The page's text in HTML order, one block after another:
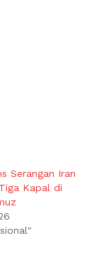
Serangan Iran
Kapal di